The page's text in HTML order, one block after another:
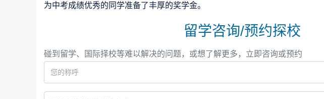
为中考成绩优秀的同学准备了丰厚的奖学金。
留学咨询/预约探校
碰到留学、国际择校等难以解决的问题，或想了解更多，立即咨询或预约